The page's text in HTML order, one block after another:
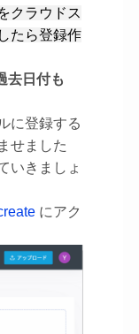
クラウドス
たら登録作
去日付も
に登録する
せました
いきましょ
にアク